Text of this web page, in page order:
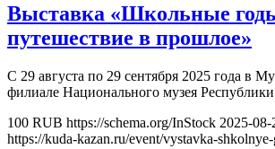
Выставка «Школьные
путешествие в прошлое»
С 29 августа по 29 сентября 2025 года в
филиале Национального музея
100 RUB https://schema.org/InStock 2025-
https://kuda-kazan.ru/event/vystavka-